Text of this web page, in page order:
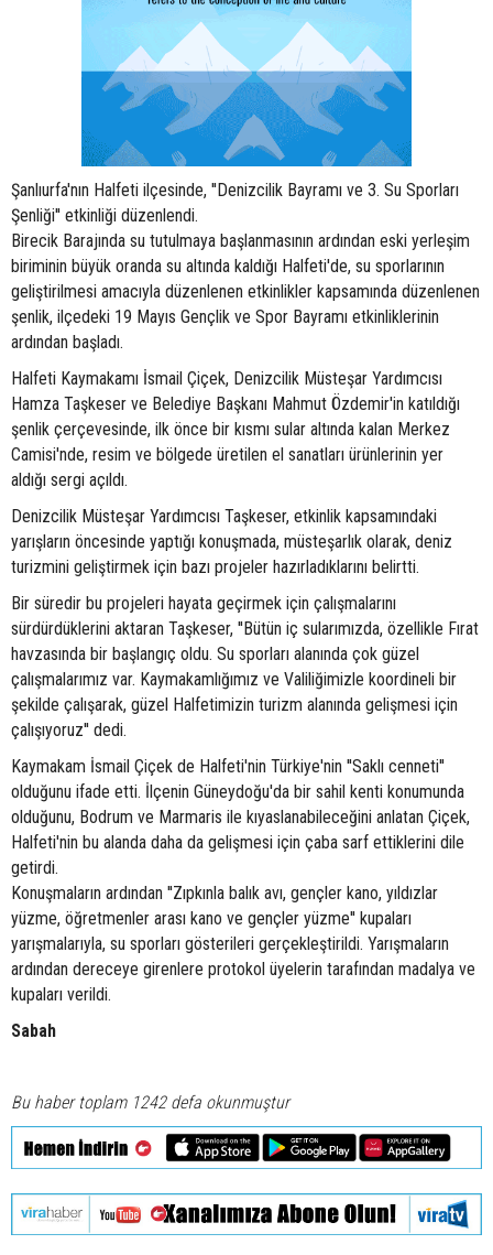
Şanlıurfa'nın Halfeti ilçesinde, ''Denizcilik Bayramı ve 3. Su Sporları
Şenliği'' etkinliği düzenlendi.
Birecik Barajında su tutulmaya başlanmasının ardından eski yerleşim
biriminin büyük oranda su altında kaldığı Halfeti'de, su sporlarının
geliştirilmesi amacıyla düzenlenen etkinlikler kapsamında düzenlenen
şenlik, ilçedeki 19 Mayıs Gençlik ve Spor Bayramı etkinliklerinin
ardından başladı.
Halfeti Kaymakamı İsmail Çiçek, Denizcilik Müsteşar Yardımcısı
Hamza Taşkeser ve Belediye Başkanı Mahmut Özdemir'in katıldığı
şenlik çerçevesinde, ilk önce bir kısmı sular altında kalan Merkez
Camisi'nde, resim ve bölgede üretilen el sanatları ürünlerinin yer
aldığı sergi açıldı.
Denizcilik Müsteşar Yardımcısı Taşkeser, etkinlik kapsamındaki
yarışların öncesinde yaptığı konuşmada, müsteşarlık olarak, deniz
turizmini geliştirmek için bazı projeler hazırladıklarını belirtti.
Bir süredir bu projeleri hayata geçirmek için çalışmalarını
sürdürdüklerini aktaran Taşkeser, ''Bütün iç sularımızda, özellikle Fırat
havzasında bir başlangıç oldu. Su sporları alanında çok güzel
çalışmalarımız var. Kaymakamlığımız ve Valiliğimizle koordineli bir
şekilde çalışarak, güzel Halfetimizin turizm alanında gelişmesi için
çalışıyoruz'' dedi.
Kaymakam İsmail Çiçek de Halfeti'nin Türkiye'nin ''Saklı cenneti''
olduğunu ifade etti. İlçenin Güneydoğu'da bir sahil kenti konumunda
olduğunu, Bodrum ve Marmaris ile kıyaslanabileceğini anlatan Çiçek,
Halfeti'nin bu alanda daha da gelişmesi için çaba sarf ettiklerini dile
getirdi.
Konuşmaların ardından ''Zıpkınla balık avı, gençler kano, yıldızlar
yüzme, öğretmenler arası kano ve gençler yüzme'' kupaları
yarışmalarıyla, su sporları gösterileri gerçekleştirildi. Yarışmaların
ardından dereceye girenlere protokol üyelerin tarafından madalya ve
kupaları verildi.
Sabah
Bu haber toplam 1242 defa okunmuştur